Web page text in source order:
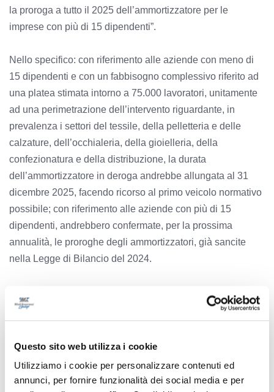
Questo sito web utilizza i cookie
Utilizziamo i cookie per personalizzare contenuti ed
annunci, per fornire funzionalità dei social media e per
la proroga a tutto il 2025 dell’ammortizzatore per le
imprese con più di 15 dipendenti”.
Nello specifico: con riferimento alle aziende con meno di
15 dipendenti e con un fabbisogno complessivo riferito ad
una platea stimata intorno a 75.000 lavoratori, unitamente
ad una perimetrazione dell’intervento riguardante, in
prevalenza i settori del tessile, della pelletteria e delle
calzature, dell’occhialeria, della gioielleria, della
confezionatura e della distribuzione, la durata
dell’ammortizzatore in deroga andrebbe allungata al 31
dicembre 2025, facendo ricorso al primo veicolo normativo
possibile; con riferimento alle aziende con più di 15
dipendenti, andrebbero confermate, per la prossima
annualità, le proroghe degli ammortizzatori, già sancite
nella Legge di Bilancio del 2024.
REGIONE MARCHE